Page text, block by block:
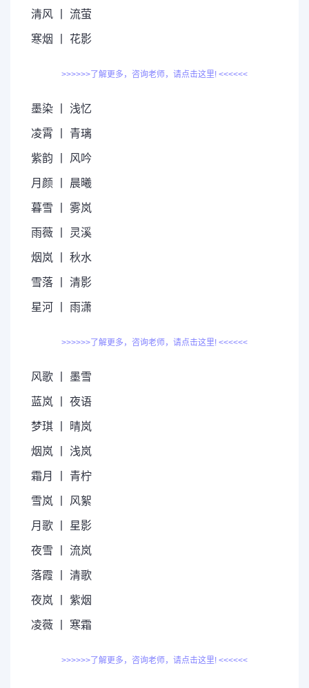
清风 丨 流萤
寒烟 丨 花影
>>>>>>了解更多，咨询老师，请点击这里! <<<<<<
墨染 丨 浅忆
凌霄 丨 青璃
紫韵 丨 风吟
月颜 丨 晨曦
暮雪 丨 雾岚
雨薇 丨 灵溪
烟岚 丨 秋水
雪落 丨 清影
星河 丨 雨潇
>>>>>>了解更多，咨询老师，请点击这里! <<<<<<
风歌 丨 墨雪
蓝岚 丨 夜语
梦琪 丨 晴岚
烟岚 丨 浅岚
霜月 丨 青柠
雪岚 丨 风絮
月歌 丨 星影
夜雪 丨 流岚
落霞 丨 清歌
夜岚 丨 紫烟
凌薇 丨 寒霜
>>>>>>了解更多，咨询老师，请点击这里! <<<<<<